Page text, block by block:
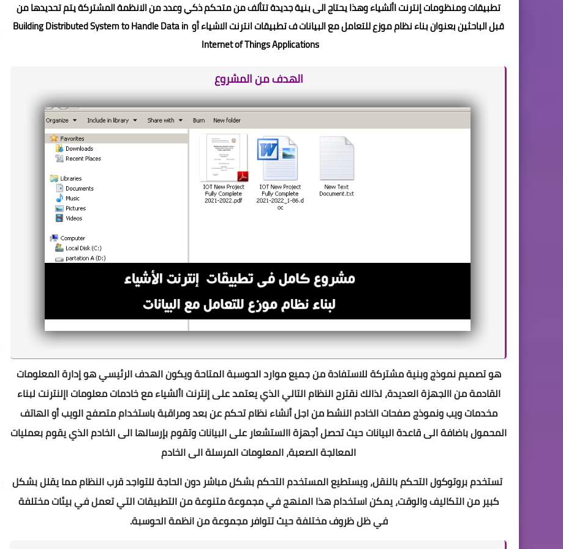
تطبيقات ومنظومات إنترنت األشياء وهذا يحتاج الى بنية جديدة تتألف من متحكم ذكي وعدد من الانظمة المشتركة يتم تحديدها من
قبل الباحثين بعنوان بناء نظام موزع للتعامل مع البيانات ف تطبيقات انترنت الاشياء أو Building Distributed System to Handle Data in
Internet of Things Applications
الهدف من المشروع
هو تصميم نموذج وبنية مشتركة للاستفادة من جميع موارد الحوسبة المتاحة ويكون الهدف الرئيسي هو إدارة المعلومات
القادمة من االجهزة العديدة، لذالك نقترح النظام التالي الذي يعتمد على إنترنت األشياء مع خادمات معلومات اإلنترنت لبناء
مخدمات ويب ونموذج صفحات الخادم النشط من اجل أنشاء نظام تحكم عن بعد ومراقبة باستخدام متصفح الويب أو الهاتف
المحمول باضافة الى قاعدة البيانات حيث تحصل أجهزة االستشعار على البيانات وتقوم بإرسالها الى الخادم الذي يقوم بعمليات
المعالجة الصعبة، المعلومات المرسلة الى الخادم
تستخدم بروتوكول التحكم بالنقل، ويستطيع المستخدم التحكم بشكل مباشر دون الحاجة للتواجد قرب النظام مما يقلل بشكل
كبير من التكاليف والوقت، يمكن استخدام هذا المنهج في مجموعة متنوعة من التطبيقات التي تعمل في بيئات مختلفة
في ظل ظروف مختلفة حيث تتوافر مجموعة من انظمة الحوسبة.